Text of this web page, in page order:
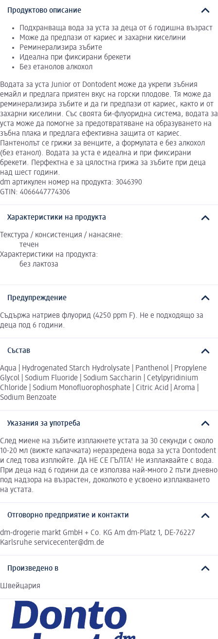
Продуктово описание
Подхранваща вода за уста за деца от 6 годишна възраст
Може да предпази от кариес и захарни киселини
Реминерализира зъбите
Идеална при фиксирани брекети
Без етанолов алкохол
Водата за уста Junior от Dontodent може да укрепи зъбния
емайл и предлага приятен вкус на горски плодове. Тя може да
реминерализира зъбите и да ги предпази от кариес, както и от
захарни киселини. Със своята би-флуоридна система, водата за
уста може да помогне за предотвратяване на образуването на
зъбна плака и предлага ефективна защита от кариес.
Пантенолът се грижи за венците, а формулата е без алкохол
(без етанол). Водата за уста е идеална и при фиксирани
брекети. Перфектна е за цялостна грижа за зъбите при деца
над шест години.
dm артикулен номер на продукта: 3046390
GTIN: 4066447774306
Характеристики на продукта
Текстура / консистенция / нанасяне:
течен
Характеристики на продукта:
без лактоза
Предупреждение
Съдържа натриев флуорид (4250 ppm F). Не е подходящо за
деца под 6 години.
Състав
Aqua | Hydrogenated Starch Hydrolysate | Panthenol | Propylene
Glycol | Sodium Fluoride | Sodium Saccharin | Cetylpyridinium
Chloride | Sodium Monofluorophosphate | Citric Acid | Aroma |
Sodium Benzoate
Указания за употреба
След миене на зъбите изплакнете устата за 30 секунди с около
10-20 мл (вижте капачката) неразредена вода за уста Dontodent
и след това изплюйте. ДА НЕ СЕ ГЪЛТА! Не изплаквайте с вода.
При деца над 6 години да се използва най-много 2 пъти дневно
под надзора на възрастен, доколкото е усвоено изплакването
на устата.
Отговорно предприятие и контакти
dm-drogerie markt GmbH + Co. KG Am dm-Platz 1, DE-76227
Karlsruhe servicecenter@dm.de
Произведено в
Швейцария